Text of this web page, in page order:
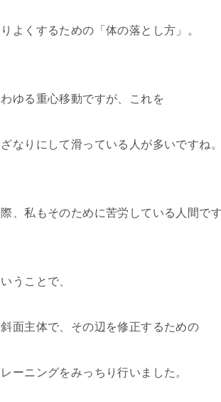
よくするための「体の落とし方」。
ゆる重心移動ですが、これを
なりにして滑っている人が多いですね。
、私もそのために苦労している人間で
うことで、
面主体で、その辺を修正するための
レーニングをみっちり行いました。